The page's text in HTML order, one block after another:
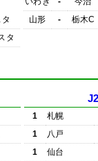
タ
山形
- 栃木C
1
札幌
1
八戸
1
仙台